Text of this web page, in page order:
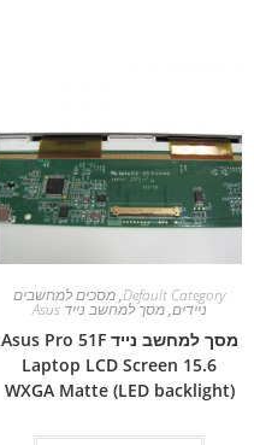
Default Category
,מסכים למחשבים
ניידים,מסך למחשב נייד Asus
מסך למחשב נייד Asus Pro 51F
Laptop LCD Screen 15.6
WXGA Matte (LED backlight)